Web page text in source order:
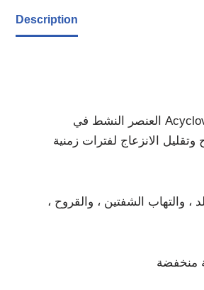
Description
العنصر النشط في Acyclovir 5gm هو الأسيكلوفير ، وهو دواء مضاد للفيروسات. يتم استخدامه لعلاج قروح البرد التي يسببها فيروس الهربس البسيط لدى
الجروح وتقليل الانزعاج لفترات زمنية
والتهاب الشفتين ، والقروح ،